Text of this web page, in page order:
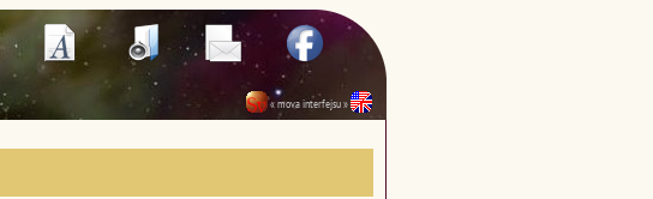
« mova interfejsu »